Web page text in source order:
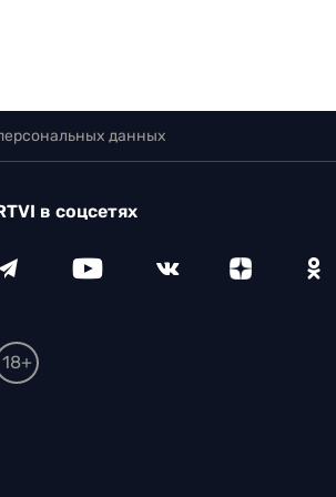
данных
в соцсетях
18+